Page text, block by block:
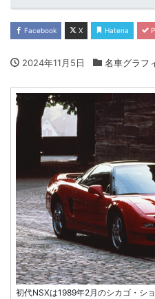
Facebook X Hatena
2024年11月5日 名車グラフ
初代NSXは1989年2月のシカゴ・シ